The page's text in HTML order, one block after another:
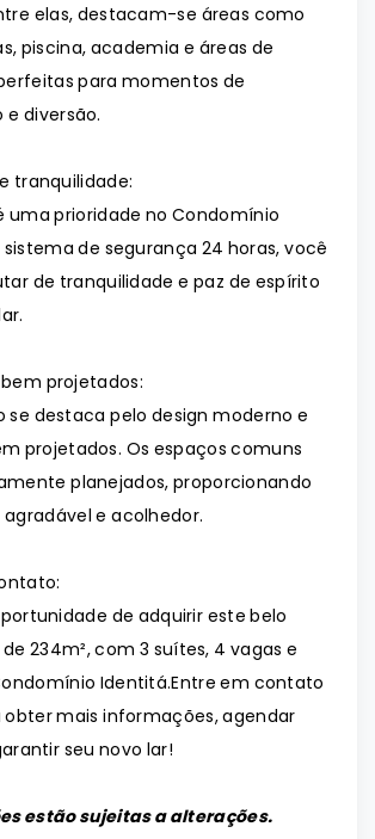
elas, destacam-se áreas como
piscina, academia e áreas de
para momentos de
diversão.
tranquilidade:
uma prioridade no Condomínio
de segurança 24 horas, você
de tranquilidade e paz de espírito
projetados:
se destaca pelo design moderno e
projetados. Os espaços comuns
planejados, proporcionando
e acolhedor.
de adquirir este belo
234m², com 3 suítes, 4 vagas e
Identitá.Entre em contato
mais informações, agendar
seu novo lar!
estão sujeitas a alterações.